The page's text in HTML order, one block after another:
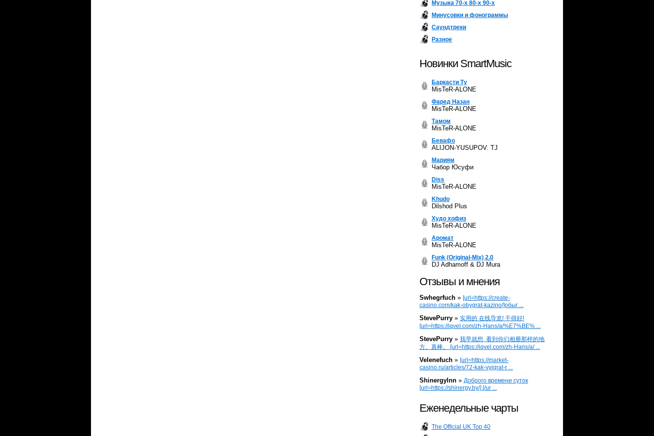
Музыка 70-х 80-х 90-х
Минусовки и фонограммы
Саундтреки
Разное
Новинки SmartMusic
Баркасти Ту
MisTeR-ALONE
Фаред Назан
MisTeR-ALONE
Тамом
MisTeR-ALONE
Бевафо
ALIJON-YUSUPOV. TJ
Мариям
Чабор Юсуфи
Diss
MisTeR-ALONE
Khudo
Dilshod Plus
Худо хофиз
MisTeR-ALONE
Аромат
MisTeR-ALONE
Funk (Original-Mix) 2.0
DJ Adhamoff & DJ Mura
Отзывы и мнения
Swhegrfuch » [url=https://create-
casino.com/kak-obygrat-kazino/]обыг ...
StevePurry » 实用的 在线导览! 干得好!
[url=https://iqvel.com/zh-Hans/a/%E7%BE% ...
StevePurry » 我早就想, 看到你们相册那样的地
方。真棒。 [url=https://iqvel.com/zh-Hans/a/ ...
Velenefuch » [url=https://market-
casino.ru/articles/72-kak-vyigrat-r ...
Shinergylnn » Доброго времени суток
[url=https://shinergy.by/].[/ur ...
Еженедельные чарты
The Official UK Top 40